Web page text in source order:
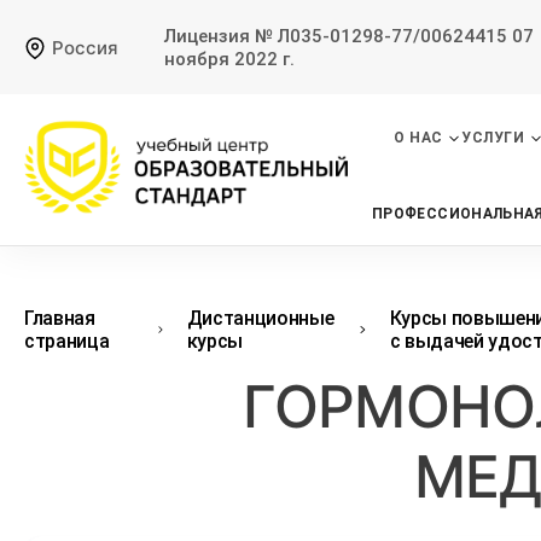
Россия
Лицензия № Л035-01298-77/00624415 07
ноября 2022 г.
О НАС УСЛУГИ
Главная
страница
Дистанционные
курсы
Курсы
с выдачей